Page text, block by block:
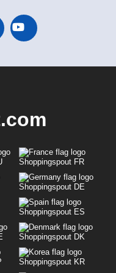
Shoppingspout FR
Shoppingspout DE
Shoppingspout ES
Shoppingspout DK
Shoppingspout KR